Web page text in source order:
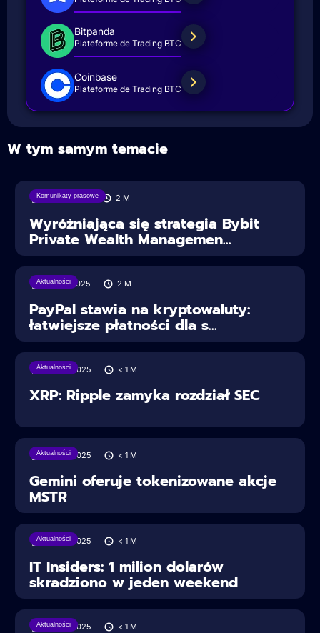
Bitpanda
Plateforme de Trading BTC
Coinbase
Plateforme de Trading BTC
W tym samym temacie
Komunikaty prasowe
18/08/2025 2 M
Wyróżniająca się strategia Bybit
Private Wealth Managemen...
Aktualności
30/07/2025 2 M
PayPal stawia na kryptowaluty:
łatwiejsze płatności dla s...
Aktualności
28/06/2025 < 1 M
XRP: Ripple zamyka rozdział SEC
Aktualności
28/06/2025 < 1 M
Gemini oferuje tokenizowane akcje
MSTR
Aktualności
28/06/2025 < 1 M
IT Insiders: 1 milion dolarów
skradziono w jeden weekend
Aktualności
28/06/2025 < 1 M